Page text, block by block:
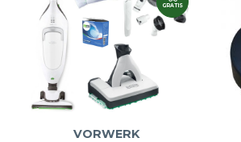
GRATIS
VORWERK